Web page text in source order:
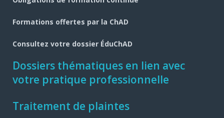
Formations offertes par la ChAD
Consultez votre dossier ÉduChAD
Dossiers thématiques en lien avec
votre pratique professionnelle
Traitement de plaintes